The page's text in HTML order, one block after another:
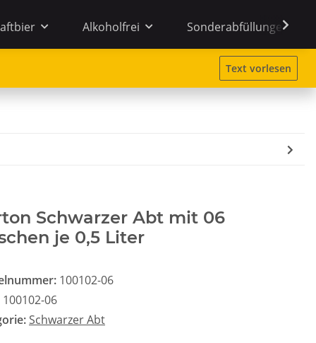
Alkoholfrei Sonderabfüllungen
Text vorlesen
Schwarzer Abt mit 06
je 0,5 Liter
100102-06
100102-06
Schwarzer Abt